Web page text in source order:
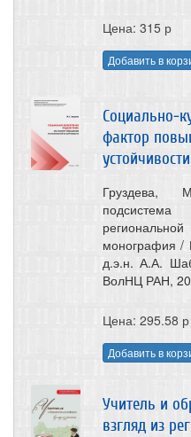
Цена: 315 р
Добавить в
Социально-
фактор
устойчивости
Груздева,
монография /
д.э.н. А.А.
ВолНЦ РАН,
Цена: 295.58 р
Добавить в
Учитель и
взгляд из